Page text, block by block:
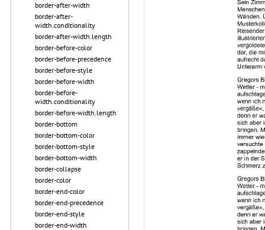
border-after-width
border-after-
width.conditionality
border-after-width.length
border-before-color
border-before-precedence
border-before-style
border-before-width
border-before-
width.conditionality
border-before-width.length
border-bottom
border-bottom-color
border-bottom-style
border-bottom-width
border-collapse
border-color
border-end-color
border-end-precedence
border-end-style
border-end-width